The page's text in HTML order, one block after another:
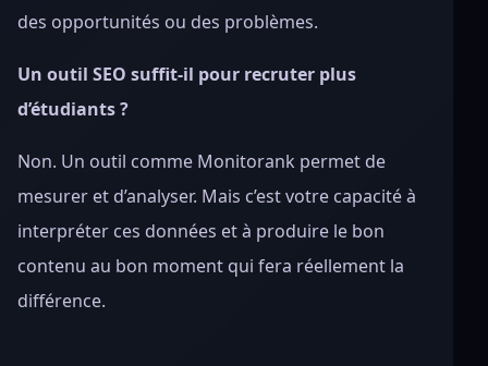
des opportunités ou des problèmes.
Un outil SEO suffit-il pour recruter plus
d’étudiants ?
Non. Un outil comme Monitorank permet de
mesurer et d’analyser. Mais c’est votre capacité à
interpréter ces données et à produire le bon
contenu au bon moment qui fera réellement la
différence.